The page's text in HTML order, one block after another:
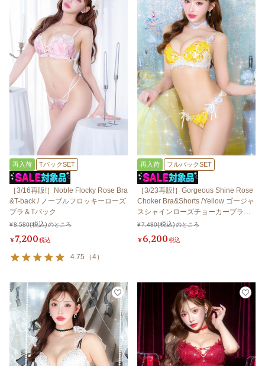
再入荷 TバックSET
［3/16再販!］Noble Flocky Rose Bra
&T-back / ノーブルフロッキーローズ
ブラ＆Tバック
¥8,580 のところ
¥7,200税込
4.75 （4）
再入荷 フルバックSET
［3/23再販!］Gorgeous Shine Rose
Choker Bra&Shorts /Yellow ゴージャ
スシャインローズチョーカーブラ＆
ショーツ / イエロー
¥7,480 のところ
¥6,200税込